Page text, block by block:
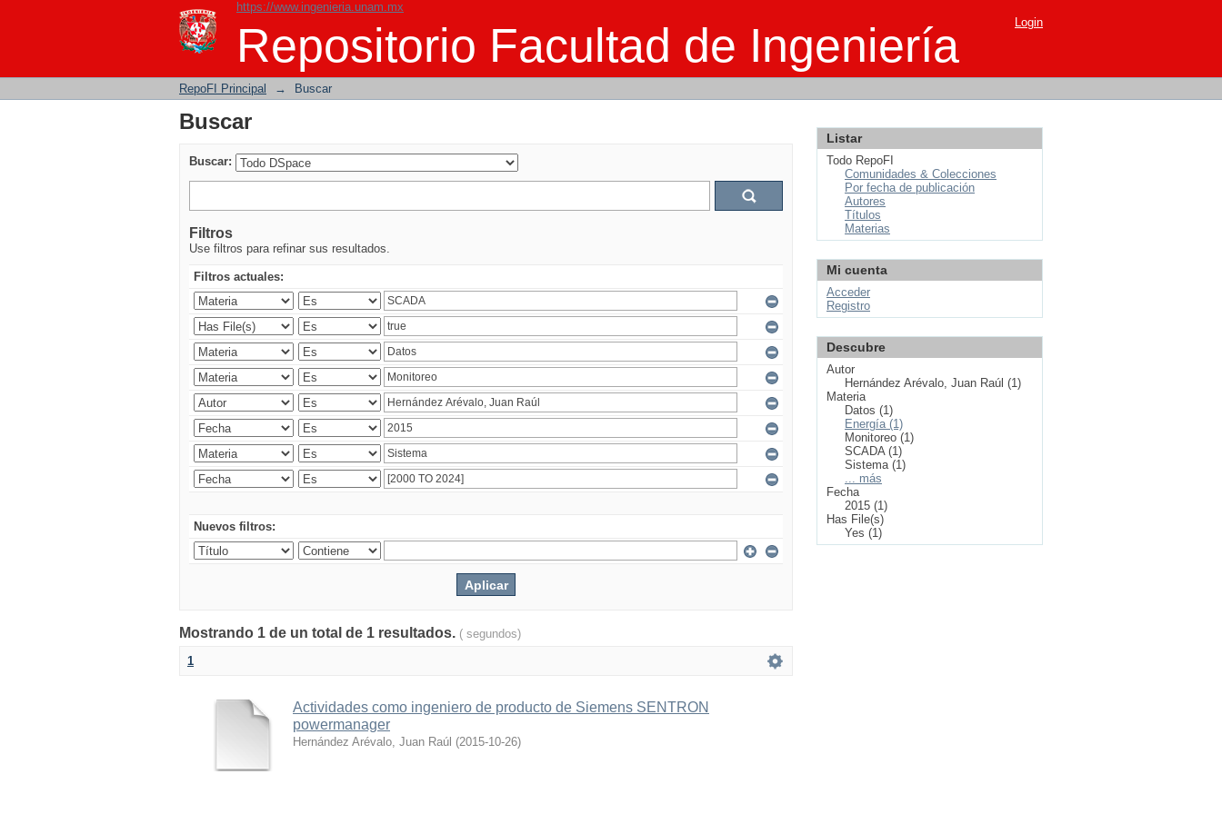
https://www.ingenieria.unam.mx
Repositorio Facultad de Ingeniería
Buscar Login
RepoFI Principal → Buscar
Buscar
Buscar:
Filtros
Use filtros para refinar sus resultados.
Filtros actuales:
Nuevos filtros:
Mostrando 1 de un total de 1 resultados. ( segundos)
1
Actividades como ingeniero de producto de Siemens SENTRON
powermanager
Hernández Arévalo, Juan Raúl (2015-10-26)
Listar
Todo RepoFI
Comunidades & Colecciones
Por fecha de publicación
Autores
Títulos
Materias
Mi cuenta
Acceder
Registro
Descubre
Autor
Hernández Arévalo, Juan Raúl (1)
Materia
Datos (1)
Energía (1)
Monitoreo (1)
SCADA (1)
Sistema (1)
... más
Fecha
2015 (1)
Has File(s)
Yes (1)